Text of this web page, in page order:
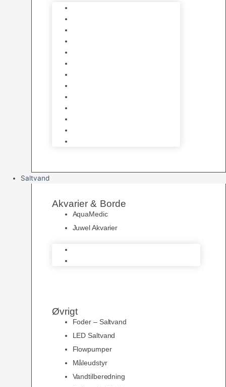
Saltvand
Akvarier & Borde
AquaMedic
Juwel Akvarier
Øvrigt
Foder – Saltvand
LED Saltvand
Flowpumper
Måleudstyr
Vandtilberedning